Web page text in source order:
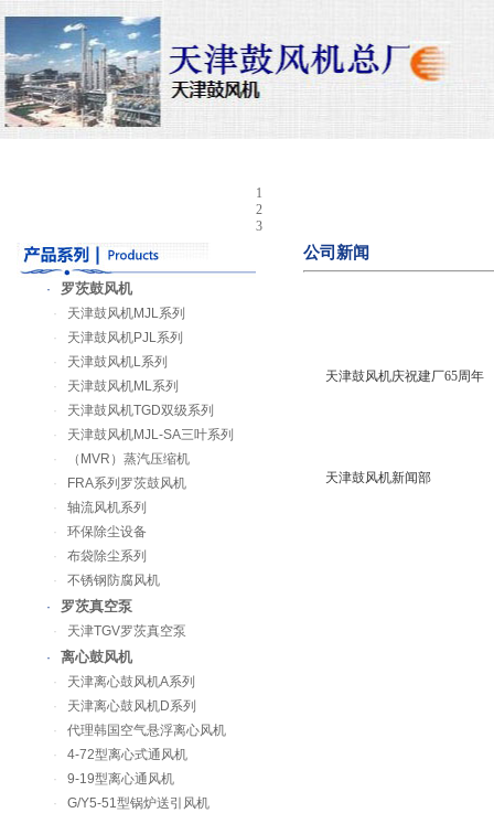
1
2
3
· 罗茨鼓风机
·
天津鼓风机MJL系列
·
天津鼓风机PJL系列
·
天津鼓风机L系列
·
天津鼓风机ML系列
·
天津鼓风机TGD双级系列
·
天津鼓风机MJL-SA三叶系列
·
（MVR）蒸汽压缩机
·
FRA系列罗茨鼓风机
·
轴流风机系列
·
环保除尘设备
·
布袋除尘系列
·
不锈钢防腐风机
·
罗茨真空泵
·
天津TGV罗茨真空泵
·
离心鼓风机
·
天津离心鼓风机A系列
·
天津离心鼓风机D系列
·
代理韩国空气悬浮离心风机
·
4-72型离心式通风机
·
9-19型离心通风机
·
G/Y5-51型锅炉送引风机
公司新闻
天津鼓风机庆祝建厂65周年
天津鼓风机新闻部